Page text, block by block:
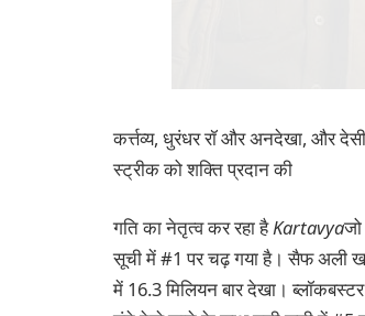
कर्त्तव्य, धुरंधर रॉ और अनदेखा, और
स्ट्रीक को शक्ति प्रदान की
गति का नेतृत्व कर रहा हैKartavya
सूची में #1 पर चढ़ गया है। सैफ अली
में 16.3 मिलियन बार देखा।